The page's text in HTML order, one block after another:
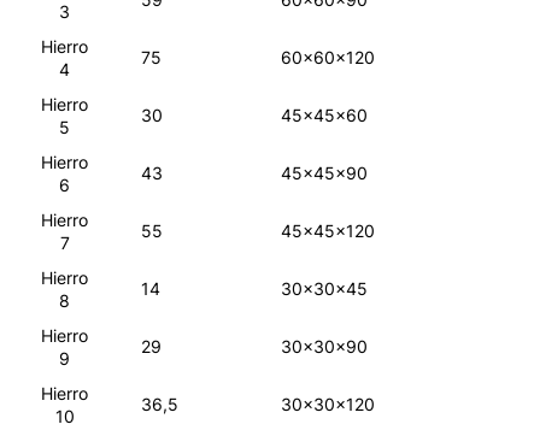
3
Hierro
4
75 60x60x120
Hierro
5
30 45x45x60
Hierro
6
43 45x45x90
Hierro
7
55 45x45x120
Hierro
8
14 30x30x45
Hierro
9
29 30x30x90
Hierro
10
36,5 30x30x120